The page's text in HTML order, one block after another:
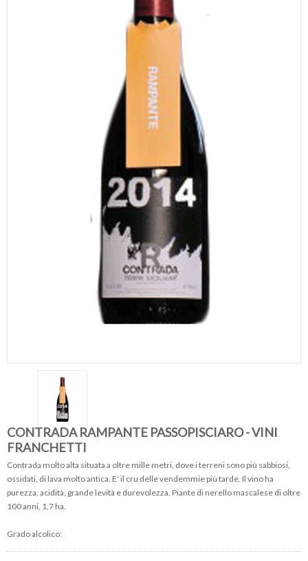
CONTRADA RAMPANTE PASSOPISCIARO - VINI
FRANCHETTI
Contrada molto alta situata a oltre mille metri, dove i terreni sono più sabbiosi,
ossidati, di lava molto antica. E’ il cru delle vendemmie più tarde. Il vino ha
purezza, acidità, grande levità e durevolezza. Piante di nerello mascalese di oltre
100 anni, 1,7 ha.
Grado alcolico: